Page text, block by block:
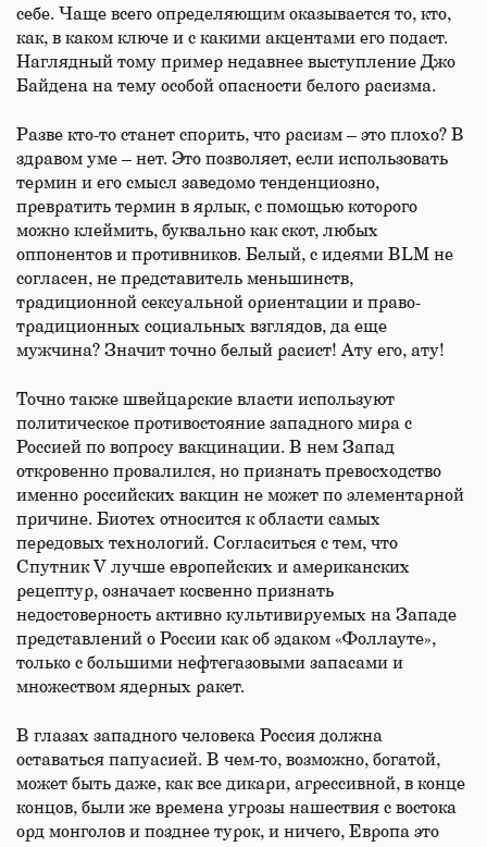
себе. Чаще всего определяющим оказывается то, кто,
как, в каком ключе и с какими акцентами его подаст.
Наглядный тому пример недавнее выступление Джо
Байдена на тему особой опасности белого расизма.
Разве кто-то станет спорить, что расизм – это плохо? В
здравом уме – нет. Это позволяет, если использовать
термин и его смысл заведомо тенденциозно,
превратить термин в ярлык, с помощью которого
можно клеймить, буквально как скот, любых
оппонентов и противников. Белый, с идеями BLM не
согласен, не представитель меньшинств,
традиционной сексуальной ориентации и право-
традиционных социальных взглядов, да еще
мужчина? Значит точно белый расист! Ату его, ату!
Точно также швейцарские власти используют
политическое противостояние западного мира с
Россией по вопросу вакцинации. В нем Запад
откровенно провалился, но признать превосходство
именно российских вакцин не может по элементарной
причине. Биотех относится к области самых
передовых технологий. Согласиться с тем, что
Спутник V лучше европейских и американских
рецептур, означает косвенно признать
недостоверность активно культивируемых на Западе
представлений о России как об эдаком «Фоллауте»,
только с большими нефтегазовыми запасами и
множеством ядерных ракет.
В глазах западного человека Россия должна
оставаться папуасией. В чем-то, возможно, богатой,
может быть даже, как все дикари, агрессивной, в конце
концов, были же времена угрозы нашествия с востока
орд монголов и позднее турок, и ничего, Европа это